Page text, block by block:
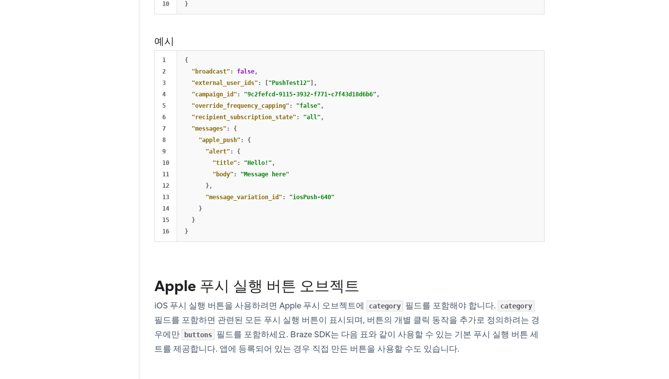
}
예시
1
2
3
4
5
6
7
8
9
10
11
12
13
14
15
{
"broadcast" : false,
"external_user_ids" : "PushTest12" ],
"campaign_id" : "9c2fefcd-9115-3932-f771-c7f43d18d6b6" ,
"override_frequency_capping" : "false" ,
"recipient_subscription_state" : "all" ,
"messages" :
{
"apple_push" :
{
"alert" :
{
"title" : "Hello!" ,
"body" :
"Message here"
},
"message_variation_id" :
"iosPush-640"
}
}
}
Apple 푸시 실행 버튼 오브젝트
iOS 푸시 실행 버튼을 사용하려면 Apple 푸시 오브젝트에 category 필드를 포함해야 합니다. category
필드를 포함하면 관련된 모든 푸시 실행 버튼이 표시되며, 버튼의 개별 클릭 동작을 추가로 정의하려는 경
우에만
buttons
필드를 포함하세요. Braze SDK는 다음 표와 같이 사용할 수 있는 기본 푸시 실행 버튼 세
트를 제공합니다. 앱에 등록되어 있는 경우 직접 만든 버튼을 사용할 수도 있습니다.